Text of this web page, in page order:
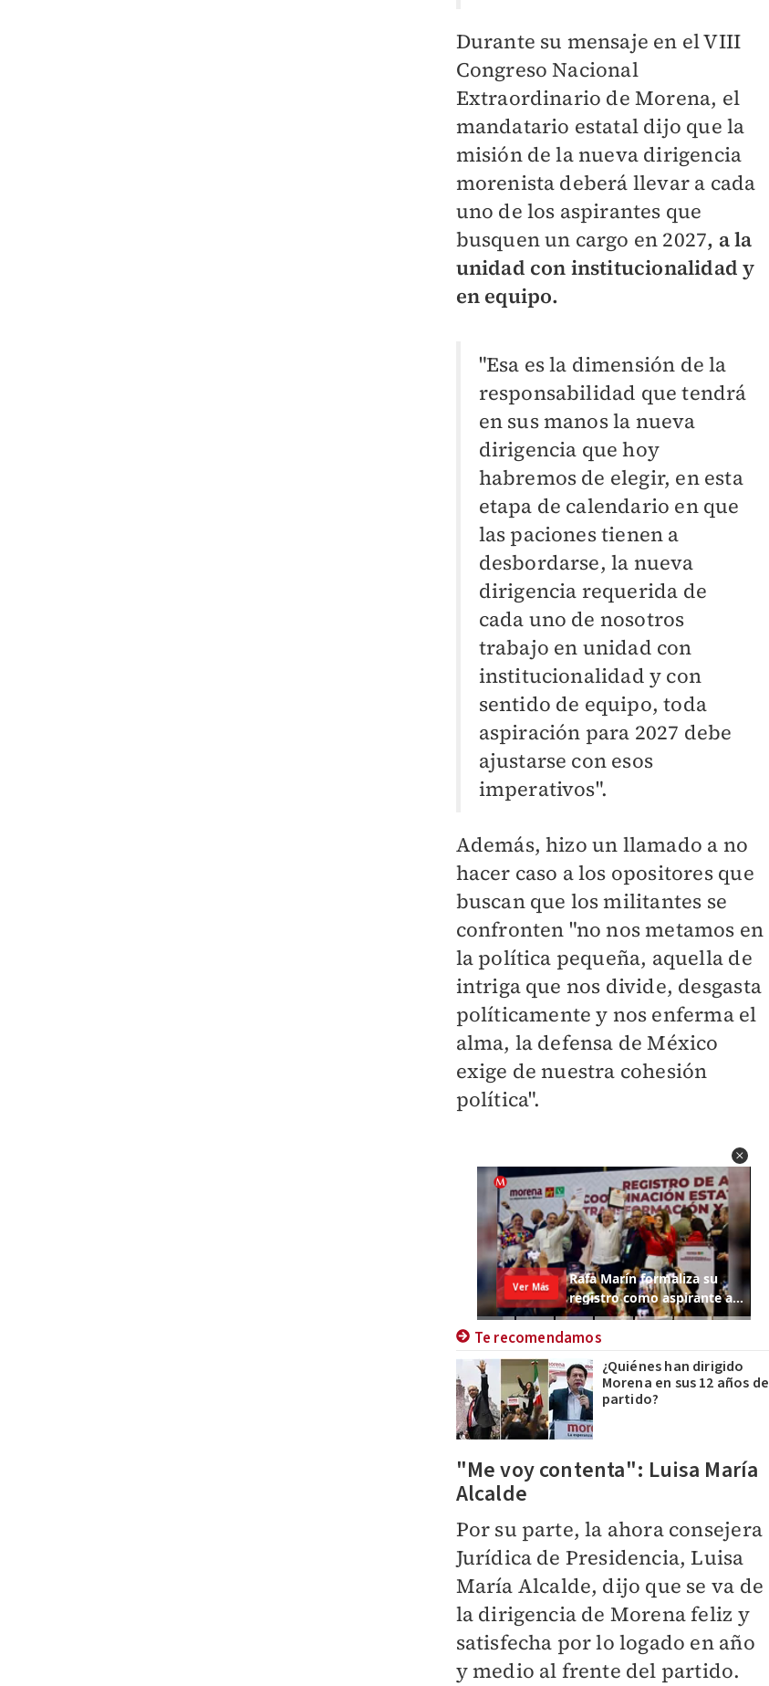
Durante su mensaje en el VIII
Congreso Nacional
Extraordinario de Morena, el
mandatario estatal dijo que la
misión de la nueva dirigencia
morenista deberá llevar a cada
uno de los aspirantes que
busquen un cargo en 2027, a la
unidad con institucionalidad y
en equipo.
"Esa es la dimensión de la
responsabilidad que tendrá
en sus manos la nueva
dirigencia que hoy
habremos de elegir, en esta
etapa de calendario en que
las paciones tienen a
desbordarse, la nueva
dirigencia requerida de
cada uno de nosotros
trabajo en unidad con
institucionalidad y con
sentido de equipo, toda
aspiración para 2027 debe
ajustarse con esos
imperativos".
Además, hizo un llamado a no
hacer caso a los opositores que
buscan que los militantes se
confronten "no nos metamos en
la política pequeña, aquella de
intriga que nos divide, desgasta
políticamente y nos enferma el
alma, la defensa de México
exige de nuestra cohesión
política".
Te recomendamos
¿Quiénes han dirigido
Morena en sus 12 años de
partido?
"Me voy contenta": Luisa María
Alcalde
Por su parte, la ahora consejera
Jurídica de Presidencia, Luisa
María Alcalde, dijo que se va de
la dirigencia de Morena feliz y
satisfecha por lo logado en año
y medio al frente del partido.